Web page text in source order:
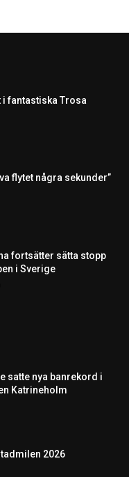
fantastiska Trosa
flytet några sekunder”
fortsätter sätta stopp
i Sverige
satte nya banrekord i
Katrineholm
2026